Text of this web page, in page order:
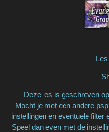
Deze les is geschreven
Mocht je met een andere
instellingen en eventuele filter
Speel dan even met de